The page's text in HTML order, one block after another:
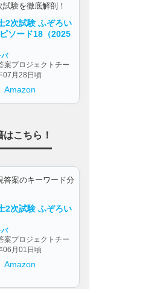
験を徹底解剖！
2次試験 ふぞろい
ソード18（2025
バ
案プロジェクトチー
07月28日頃
Amazon
こちら！
答案のキーワード分
2次試験 ふぞろい
バ
案プロジェクトチー
06月01日頃
Amazon